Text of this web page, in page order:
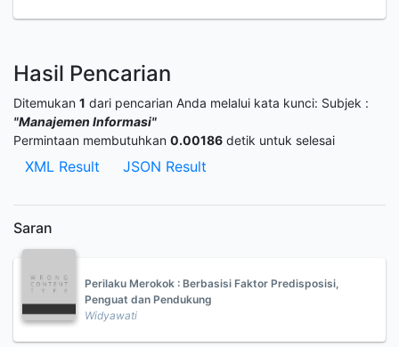
Hasil Pencarian
Ditemukan 1 dari pencarian Anda melalui kata kunci: Subjek :
"Manajemen Informasi"
Permintaan membutuhkan 0.00186 detik untuk selesai
XML Result JSON Result
Saran
Perilaku Merokok : Berbasisi Faktor Predisposisi,
Penguat dan Pendukung
Widyawati